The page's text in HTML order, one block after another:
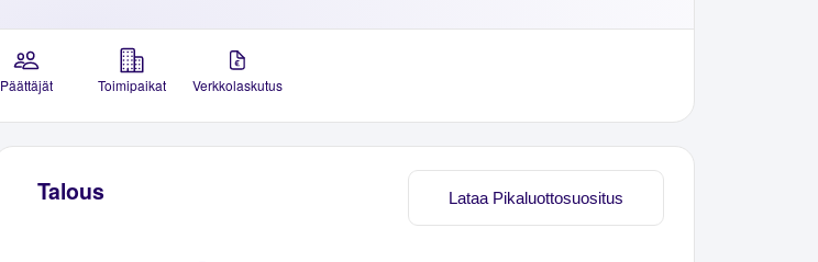
Päättäjät Toimipaikat Verkkolaskutus
Lataa Pikaluottosuositus
Talous